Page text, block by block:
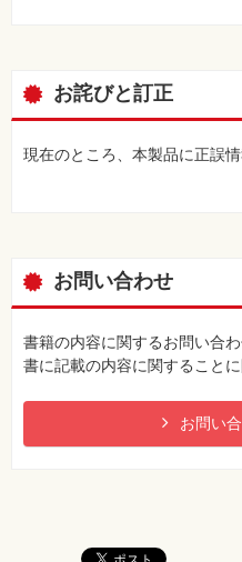
お詫びと訂正
現在のところ、本製品に正誤情
お問い合わせ
書籍の内容に関するお問い合
書に記載の内容に関することに
お問い